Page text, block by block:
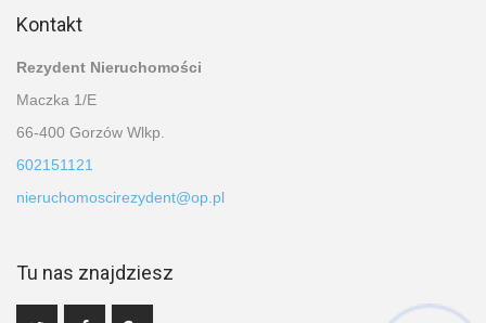
Kontakt
Rezydent Nieruchomości
Maczka 1/E
66-400 Gorzów Wlkp.
602151121
nieruchomoscirezydent@op.pl
Tu nas znajdziesz